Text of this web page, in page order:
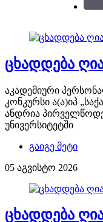
ცხადდება
აკადემიური
კონკურსი ა(ა)იპ
ანდრია
უნივერსიტეტში
გაიგე მეტი
05 აგვისტო 2026
ცხადდება